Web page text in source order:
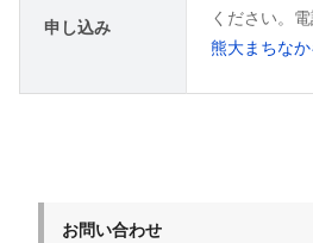
申し込み
ください。
熊大まちな
お問い合わせ